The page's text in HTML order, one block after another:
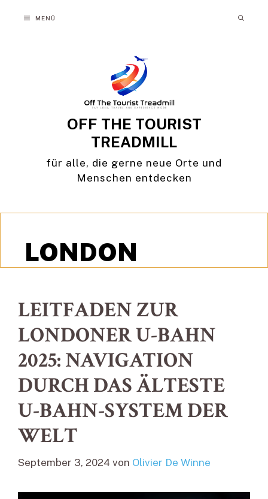
Inhalt
MENÜ
OFF THE TOURIST
TREADMILL
für alle, die gerne neue Orte und
Menschen entdecken
LONDON
LEITFADEN ZUR
LONDONER U-BAHN
2025: NAVIGATION
DURCH DAS ÄLTESTE
U-BAHN-SYSTEM DER
WELT
September 3, 2024 von Olivier De Winne